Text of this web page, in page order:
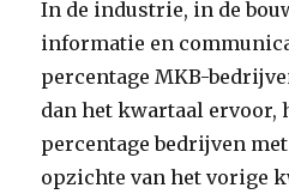
In de industrie, in de
informatie en
percentage MKB-
dan het kwartaal ervoor,
percentage bedrijven
opzichte van het vorige